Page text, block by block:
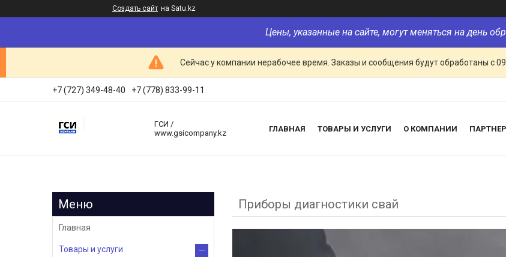
Создать сайт на Satu.kz
Цены, указанные на сайте, могут меняться на день
Сейчас у компании нерабочее время. Заказы и сообщения будут обработаны с
+7 (727) 349-48-40 +7 (778) 833-99-11
ГСИ /
www.gsicompany.kz
ГЛАВНАЯ ТОВАРЫ И УСЛУГИ О КОМПАНИИ
Приборы диагностики свай
Главная
Товары и услуги